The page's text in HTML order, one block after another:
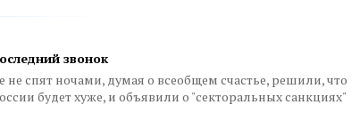
звонок
спят ночами, думая о всеобщем счастье, решили, что
будет хуже, и объявили о "секторальных санкциях"